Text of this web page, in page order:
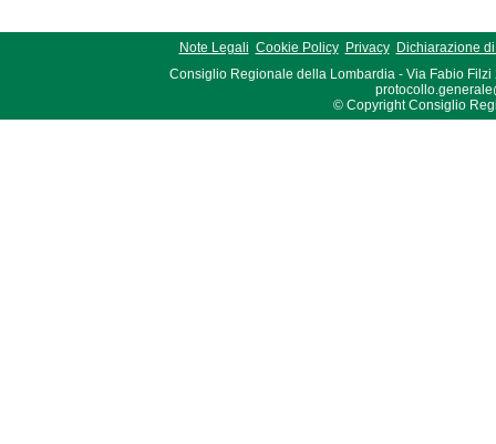
Note Legali Cookie Policy Privacy
Dichiarazione
Consiglio Regionale della Lombardia - Via Fabio Filzi
© Copyright Consiglio